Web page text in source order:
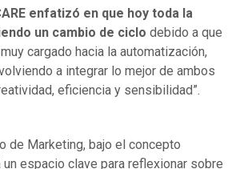
enfatizó en que hoy toda la
un cambio de ciclo debido a que
cargado hacia la automatización,
a integrar lo mejor de ambos
eficiencia y sensibilidad”.
de Marketing, bajo el concepto
un espacio clave para reflexionar sobre